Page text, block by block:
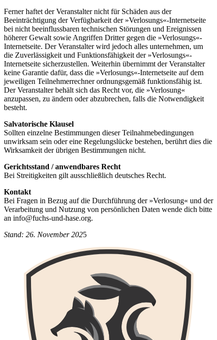
Ferner haftet der Veranstalter nicht für Schäden aus der
Beeinträchtigung der Verfügbarkeit der »Verlosungs«-Internetseite
bei nicht beeinflussbaren technischen Störungen und Ereignissen
höherer Gewalt sowie Angriffen Dritter gegen die »Verlosungs«-
Internetseite. Der Veranstalter wird jedoch alles unternehmen, um
die Zuverlässigkeit und Funktionsfähigkeit der »Verlosungs«-
Internetseite sicherzustellen. Weiterhin übernimmt der Veranstalter
keine Garantie dafür, dass die »Verlosungs«-Internetseite auf dem
jeweiligen Teilnehmerrechner ordnungsgemäß funktionsfähig ist.
Der Veranstalter behält sich das Recht vor, die »Verlosung«
anzupassen, zu ändern oder abzubrechen, falls die Notwendigkeit
besteht.
Salvatorische Klausel
Sollten einzelne Bestimmungen dieser Teilnahmebedingungen
unwirksam sein oder eine Regelungslücke bestehen, berührt dies die
Wirksamkeit der übrigen Bestimmungen nicht.
Gerichtsstand / anwendbares Recht
Bei Streitigkeiten gilt ausschließlich deutsches Recht.
Kontakt
Bei Fragen in Bezug auf die Durchführung der »Verlosung« und der
Verarbeitung und Nutzung von persönlichen Daten wende dich bitte
an info@fuchs-und-hase.org.
Stand: 26. November 2025